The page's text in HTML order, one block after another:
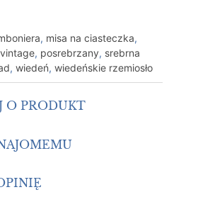
, misa na ciasteczka,
, posrebrzany, srebrna
, wiedeń, wiedeńskie rzemiosło
O PRODUKT